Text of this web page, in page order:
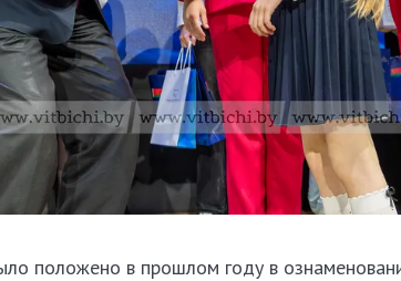
положено в прошлом году в